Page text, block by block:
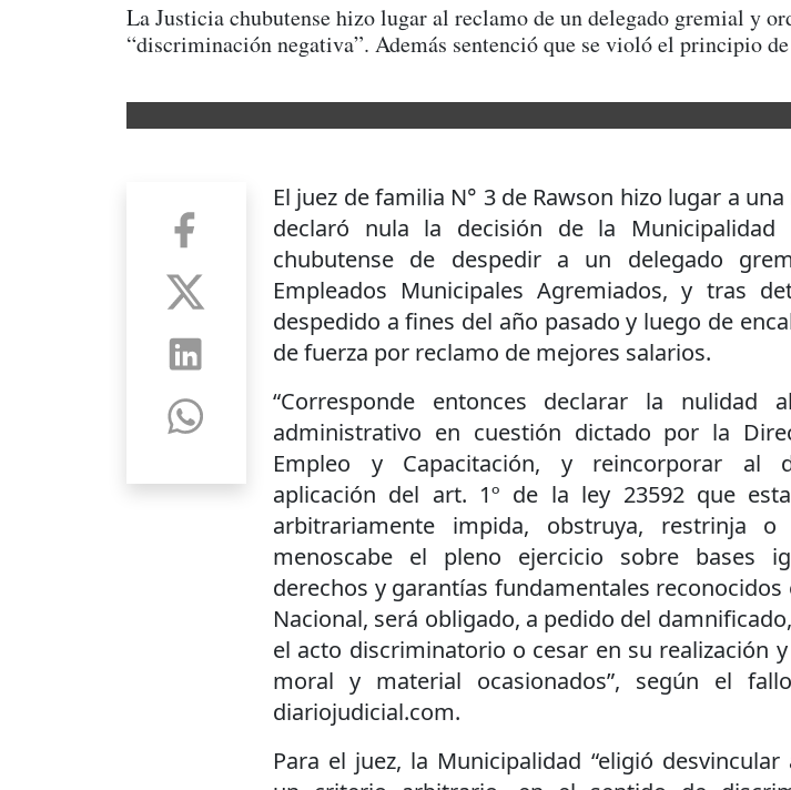
La Justicia chubutense hizo lugar al reclamo de un delegado gremial y
“discriminación negativa”. Además sentenció que se violó el principio
El juez de familia N° 3 de Rawson hizo lugar a
declaró nula la decisión de la Municipalidad
chubutense de despedir a un delegado
Empleados Municipales Agremiados, y tras
despedido a fines del año pasado y luego de
de fuerza por reclamo de mejores salarios.
“Corresponde entonces declarar la nulidad
administrativo en cuestión dictado por la
Empleo y Capacitación, y reincorporar al
aplicación del art. 1º de la ley 23592 que
arbitrariamente impida, obstruya, restrinja
menoscabe el pleno ejercicio sobre bases
derechos y garantías fundamentales
Nacional, será obligado, a pedido del
el acto discriminatorio o cesar en su realización
moral y material ocasionados”, según el
diariojudicial.com.
Para el juez, la Municipalidad “eligió